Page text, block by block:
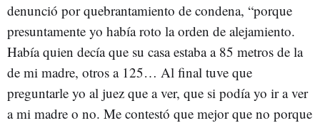
denunció por quebrantamiento de condena, “porque
presuntamente yo había roto la orden de alejamiento.
Había quien decía que su casa estaba a 85 metros de la
de mi madre, otros a 125… Al final tuve que
preguntarle yo al juez que a ver, que si podía yo ir a ver
a mi madre o no. Me contestó que mejor que no porque